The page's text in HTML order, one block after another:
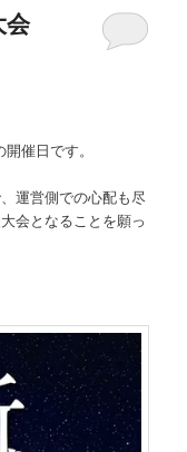
会
催日です。
運営側での心配も尽
会となることを願っ